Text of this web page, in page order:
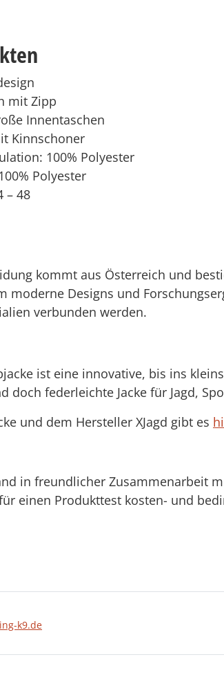
mit Zipp
Innentaschen
Kinnschoner
100% Polyester
Polyester
– 48
kommt aus Österreich und
moderne Designs und
verbunden werden.
ist eine innovative, bis ins
doch federleichte Jacke für Jagd,
und dem Hersteller XJagd gibt es
in freundlicher Zusammenarbeit
einen Produkttest kosten- und
k9.de